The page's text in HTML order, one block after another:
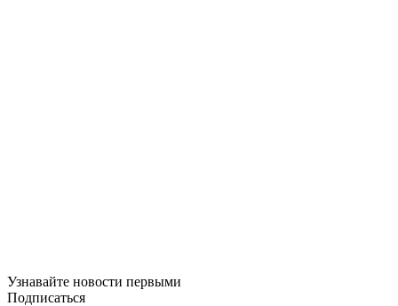
Узнавайте новости первыми
Подписаться